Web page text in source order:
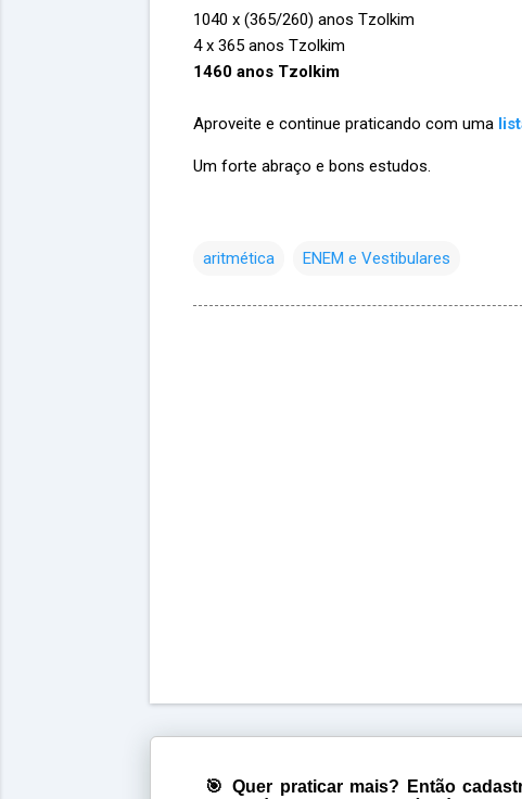
1040 x (365/260) anos Tzolkim
4 x 365 anos Tzolkim
1460 anos Tzolkim
Aproveite e continue praticando com uma
Um forte abraço e bons estudos.
aritmética ENEM e Vestibulares
🎯 Quer praticar mais? Então